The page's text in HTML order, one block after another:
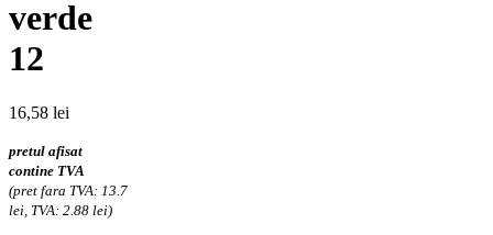
verde
12
16,58 lei
pretul afisat
contine TVA
(pret fara TVA: 13.7
lei, TVA: 2.88 lei)